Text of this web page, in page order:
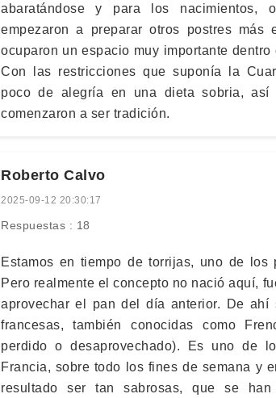
abaratándose y para los nacimientos,
empezaron a preparar otros postres más
ocuparon un espacio muy importante
Con las restricciones que suponía la
poco de alegría en una dieta sobria, así
comenzaron a ser tradición.
Roberto Calvo
2025-09-12 20:30:17
Respuestas : 18
Estamos en tiempo de torrijas, uno de los
Pero realmente el concepto no nació aquí,
aprovechar el pan del día anterior. De ahí
francesas, también conocidas como
perdido o desaprovechado). Es uno de
Francia, sobre todo los fines de semana y
resultado ser tan sabrosas, que se